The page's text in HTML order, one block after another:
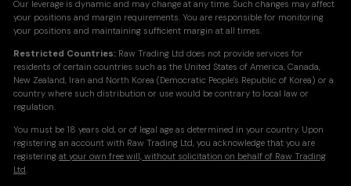
Our leverage is dynamic and may change at any time. Such changes may affect
your positions and margin requirements. You are responsible for monitoring
your positions and maintaining sufficient margin at all times.
Restricted Countries: Raw Trading Ltd does not provide services for
residents of certain countries such as the United States of America, Canada,
New Zealand, Iran and North Korea (Democratic People's Republic of Korea) or a
country where such distribution or use would be contrary to local law or
regulation.
You must be 18 years old, or of legal age as determined in your country. Upon
registering an account with Raw Trading Ltd, you acknowledge that you are
registeringat your own free will, without solicitation on behalf of Raw Trading
Ltd.